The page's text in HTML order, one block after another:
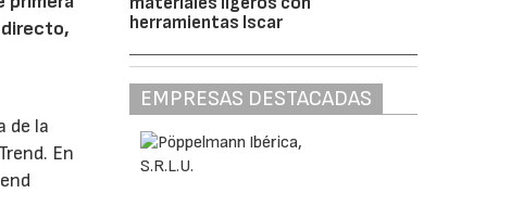
de la
En
herramientas Iscar
EMPRESAS DESTACADAS